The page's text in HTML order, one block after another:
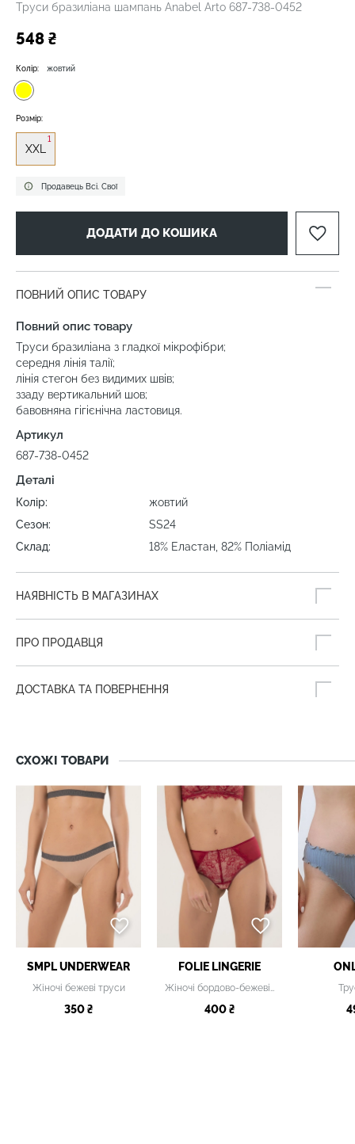
Труси бразиліана шампань Anabel Arto 687-738-0452
548 ₴
Продавець Всі. Свої
Колір: жовтий
Розмір:
XXL
1
ДОДАТИ ДО КОШИКА
ПОВНИЙ ОПИС ТОВАРУ
Повний опис товару
Труси бразиліана з гладкої мікрофібри;
середня лінія талії;
лінія стегон без видимих швів;
ззаду вертикальний шов;
бавовняна гігієнічна ластовиця.
Артикул
687-738-0452
Деталі
Колір:
жовтий
Сезон:
SS24
Склад:
18% Еластан, 82% Поліамід
НАЯВНІСТЬ В МАГАЗИНАХ
ПРО ПРОДАВЦЯ
ДОСТАВКА ТА ПОВЕРНЕННЯ
СХОЖІ ТОВАРИ
SMPL UNDERWEAR
Жіночі бежеві труси
350 ₴
FOLIE LINGERIE
Жіночі бордово-бежеві труси з мереживом
400 ₴